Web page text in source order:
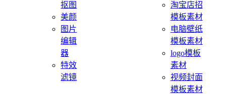
抠图
美颜
图片
编辑
器
特效
滤镜
淘宝店招
模板素材
电脑壁纸
模板素材
logo模板
素材
视频封面
模板素材